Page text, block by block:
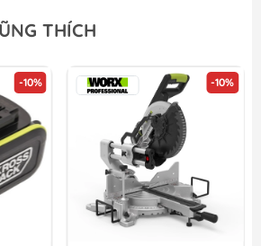
WA3406THÍCH
-10% -10%